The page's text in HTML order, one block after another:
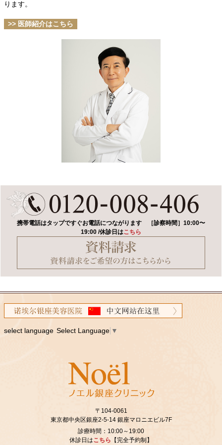
ります。
>> 医師紹介はこちら
携帯電話はタップですぐお電話につながります
［診察時間］10:00〜
19:00 /休診日はこちら
select language Select Language ▼
〒104-0061
東京都中央区銀座2‐5‐14 銀座マロニエビル7F
診療時間：10:00～19:00
休診日はこちら 【完全予約制】